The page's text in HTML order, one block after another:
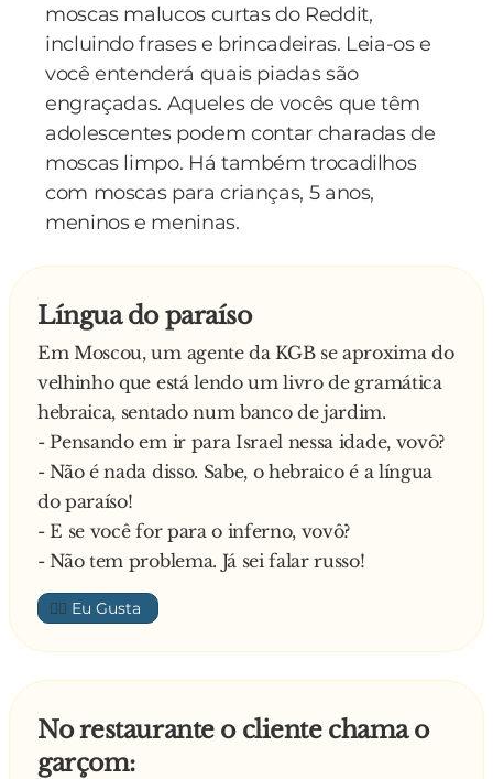
moscas malucos curtas do Reddit,
incluindo frases e brincadeiras. Leia-os e
você entenderá quais piadas são
engraçadas. Aqueles de vocês que têm
adolescentes podem contar charadas de
moscas limpo. Há também trocadilhos
com moscas para crianças, 5 anos,
meninos e meninas.
Língua do paraíso
Em Moscou, um agente da KGB se aproxima do
velhinho que está lendo um livro de gramática
hebraica, sentado num banco de jardim.
- Pensando em ir para Israel nessa idade, vovô?
- Não é nada disso. Sabe, o hebraico é a língua
do paraíso!
- E se você for para o inferno, vovô?
- Não tem problema. Já sei falar russo!
👍🏼
No restaurante o cliente chama o
garçom: